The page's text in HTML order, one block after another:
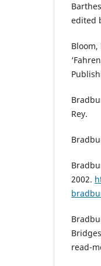
edited
Bloom,
Rey.
2002.
read-